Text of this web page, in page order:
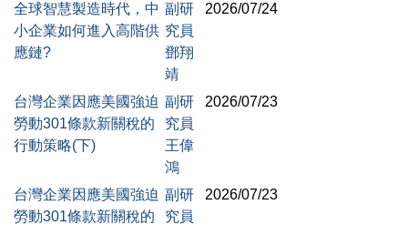
全球智慧製造時代，中
小企業如何進入高階供
應鏈?
副研
究員
鄧翔
靖
2026/07/24
台灣企業因應美國強迫
勞動301條款新關稅的
行動策略(下)
副研
究員
王偉
鴻
2026/07/23
台灣企業因應美國強迫
勞動301條款新關稅的
副研
究員
2026/07/23